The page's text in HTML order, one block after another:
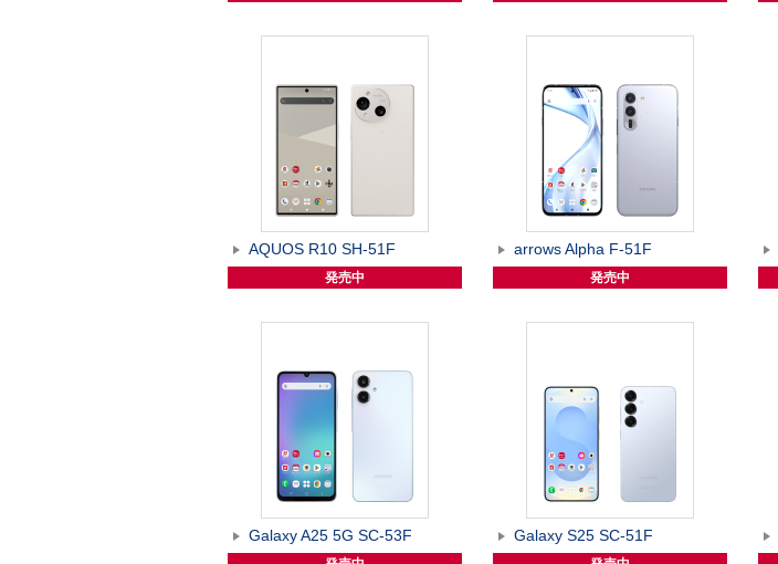
AQUOS R10 SH-51F
発売中
arrows Alpha F-51F
発売中
Galaxy A25 5G SC-53F Galaxy S25 SC-51F